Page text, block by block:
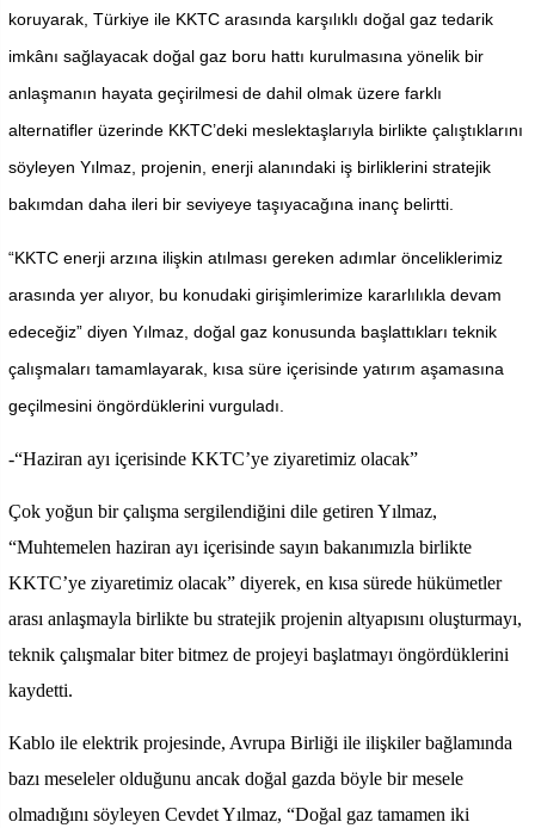
koruyarak, Türkiye ile KKTC arasında karşılıklı doğal gaz tedarik
imkânı sağlayacak doğal gaz boru hattı kurulmasına yönelik bir
anlaşmanın hayata geçirilmesi de dahil olmak üzere farklı
alternatifler üzerinde KKTC’deki meslektaşlarıyla birlikte çalıştıklarını
söyleyen Yılmaz, projenin, enerji alanındaki iş birliklerini stratejik
bakımdan daha ileri bir seviyeye taşıyacağına inanç belirtti.
“KKTC enerji arzına ilişkin atılması gereken adımlar önceliklerimiz
arasında yer alıyor, bu konudaki girişimlerimize kararlılıkla devam
edeceğiz” diyen Yılmaz, doğal gaz konusunda başlattıkları teknik
çalışmaları tamamlayarak, kısa süre içerisinde yatırım aşamasına
geçilmesini öngördüklerini vurguladı.
-“Haziran ayı içerisinde KKTC’ye ziyaretimiz olacak”
Çok yoğun bir çalışma sergilendiğini dile getiren Yılmaz,
“Muhtemelen haziran ayı içerisinde sayın bakanımızla birlikte
KKTC’ye ziyaretimiz olacak” diyerek, en kısa sürede hükümetler
arası anlaşmayla birlikte bu stratejik projenin altyapısını oluşturmayı,
teknik çalışmalar biter bitmez de projeyi başlatmayı öngördüklerini
kaydetti.
Kablo ile elektrik projesinde, Avrupa Birliği ile ilişkiler bağlamında
bazı meseleler olduğunu ancak doğal gazda böyle bir mesele
olmadığını söyleyen Cevdet Yılmaz, “Doğal gaz tamamen iki